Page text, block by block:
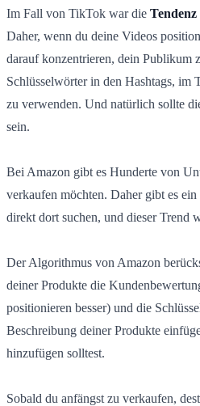
Im Fall von TikTok war die
Daher, wenn du deine Videos
darauf konzentrieren, dein Publikum
Schlüsselwörter in den Hashtags, im
zu verwenden. Und natürlich sollte
sein.
Bei Amazon gibt es Hunderte von
verkaufen möchten. Daher gibt es
direkt dort suchen, und dieser Trend
Der Algorithmus von Amazon
deiner Produkte die
positionieren besser) und die
Beschreibung deiner Produkte
hinzufügen solltest.
Sobald du anfängst zu verkaufen,